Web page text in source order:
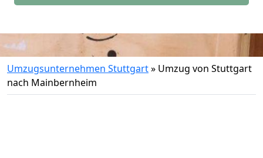
Umzugsunternehmen Stuttgart» Umzug von Stuttgart
nach Mainbernheim